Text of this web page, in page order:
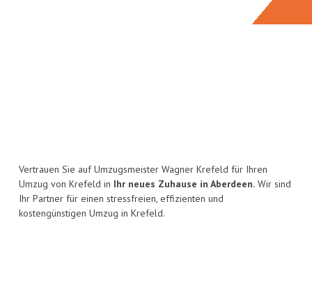
Vertrauen Sie auf Umzugsmeister Wagner Krefeld für Ihren
Umzug von Krefeld in Ihr neues Zuhause in Aberdeen. Wir sind
Ihr Partner für einen stressfreien, effizienten und
kostengünstigen Umzug in Krefeld.